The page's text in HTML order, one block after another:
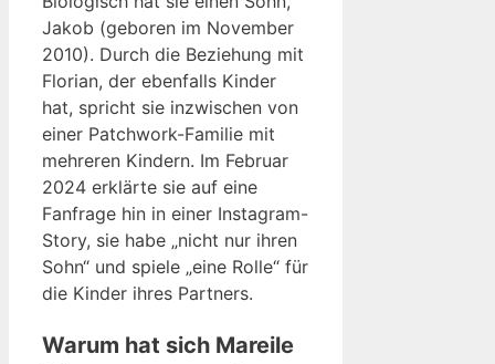
Jakob (geboren im November
2010). Durch die Beziehung mit
Florian, der ebenfalls Kinder
hat, spricht sie inzwischen von
einer Patchwork-Familie mit
mehreren Kindern. Im Februar
2024 erklärte sie auf eine
Fanfrage hin in einer Instagram-
Story, sie habe „nicht nur ihren
Sohn“ und spiele „eine Rolle“ für
die Kinder ihres Partners.
Warum hat sich Mareile